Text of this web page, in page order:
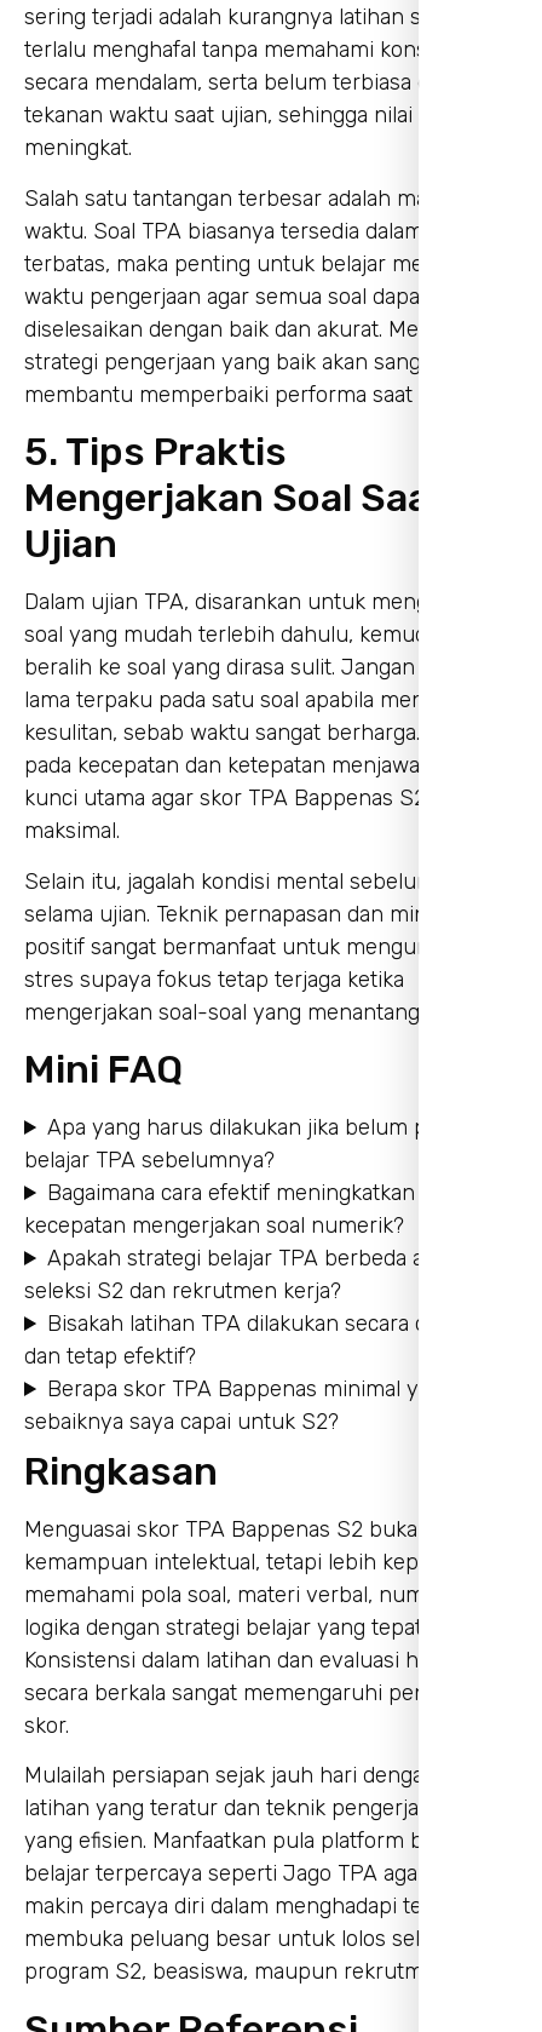
sering terjadi adalah kurangnya latihan soal,
terlalu menghafal tanpa memahami konsep
secara mendalam, serta belum terbiasa dengan
tekanan waktu saat ujian, sehingga nilai sulit
meningkat.
Salah satu tantangan terbesar adalah manajemen
waktu. Soal TPA biasanya tersedia dalam durasi
terbatas, maka penting untuk belajar mengatur
waktu pengerjaan agar semua soal dapat
diselesaikan dengan baik dan akurat. Melatih
strategi pengerjaan yang baik akan sangat
membantu memperbaiki performa saat ujian.
5. Tips Praktis
Mengerjakan Soal Saat
Ujian
Dalam ujian TPA, disarankan untuk mengerjakan
soal yang mudah terlebih dahulu, kemudian baru
beralih ke soal yang dirasa sulit. Jangan terlalu
lama terpaku pada satu soal apabila menemui
kesulitan, sebab waktu sangat berharga. Fokus
pada kecepatan dan ketepatan menjawab adalah
kunci utama agar skor TPA Bappenas S2 bisa
maksimal.
Selain itu, jagalah kondisi mental sebelum dan
selama ujian. Teknik pernapasan dan mindset
positif sangat bermanfaat untuk mengurangi
stres supaya fokus tetap terjaga ketika
mengerjakan soal-soal yang menantang.
Mini FAQ
Apa yang harus dilakukan jika belum pernah
belajar TPA sebelumnya?
Bagaimana cara efektif meningkatkan
kecepatan mengerjakan soal numerik?
Apakah strategi belajar TPA berbeda antara
seleksi S2 dan rekrutmen kerja?
Bisakah latihan TPA dilakukan secara online
dan tetap efektif?
Berapa skor TPA Bappenas minimal yang
sebaiknya saya capai untuk S2?
Ringkasan
Menguasai skor TPA Bappenas S2 bukan sekadar
kemampuan intelektual, tetapi lebih kepada
memahami pola soal, materi verbal, numerik, dan
logika dengan strategi belajar yang tepat.
Konsistensi dalam latihan dan evaluasi hasil
secara berkala sangat memengaruhi peningkatan
skor.
Mulailah persiapan sejak jauh hari dengan jadwal
latihan yang teratur dan teknik pengerjaan soal
yang efisien. Manfaatkan pula platform bimbingan
belajar terpercaya seperti Jago TPA agar kamu
makin percaya diri dalam menghadapi tes dan
membuka peluang besar untuk lolos seleksi
program S2, beasiswa, maupun rekrutmen kerja.